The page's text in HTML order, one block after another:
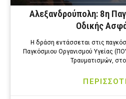
Αλεξανδρούπολη: 8η
Οδικής
Η δράση εντάσσεται στις
Παγκόσμιου Οργανισμού Υγείας
Τραυματισμών, στο